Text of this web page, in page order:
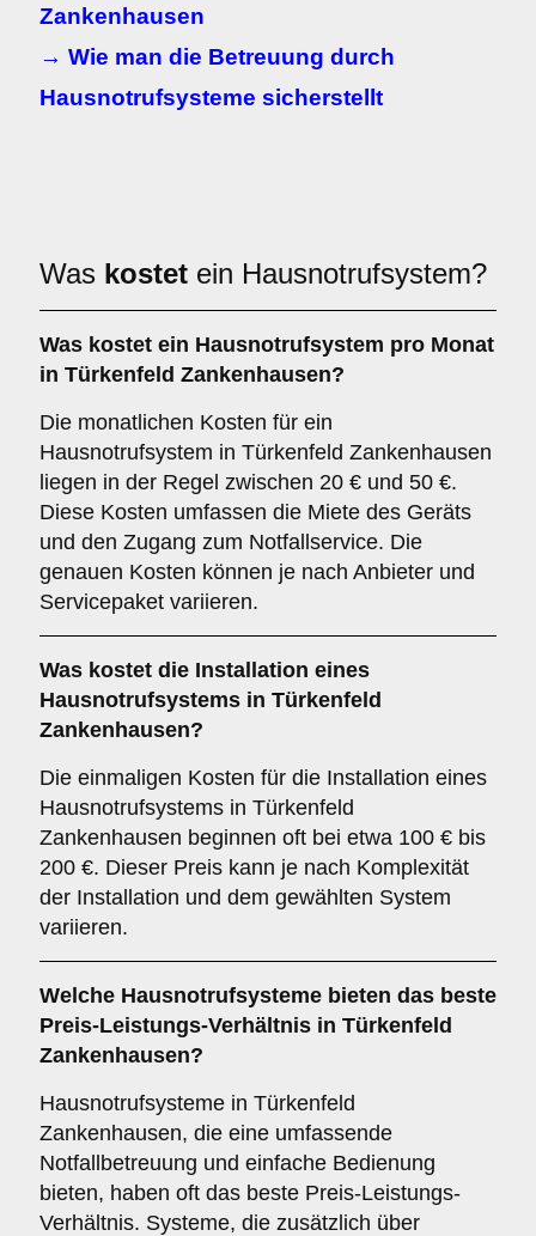
Zankenhausen
→ Wie man die Betreuung durch
Hausnotrufsysteme sicherstellt
Was kostet ein Hausnotrufsystem?
Was kostet ein Hausnotrufsystem pro Monat
in Türkenfeld Zankenhausen?
Die monatlichen Kosten für ein
Hausnotrufsystem in Türkenfeld Zankenhausen
liegen in der Regel zwischen 20 € und 50 €.
Diese Kosten umfassen die Miete des Geräts
und den Zugang zum Notfallservice. Die
genauen Kosten können je nach Anbieter und
Servicepaket variieren.
Was kostet die Installation eines
Hausnotrufsystems in Türkenfeld
Zankenhausen?
Die einmaligen Kosten für die Installation eines
Hausnotrufsystems in Türkenfeld
Zankenhausen beginnen oft bei etwa 100 € bis
200 €. Dieser Preis kann je nach Komplexität
der Installation und dem gewählten System
variieren.
Welche Hausnotrufsysteme bieten das beste
Preis-Leistungs-Verhältnis in Türkenfeld
Zankenhausen?
Hausnotrufsysteme in Türkenfeld
Zankenhausen, die eine umfassende
Notfallbetreuung und einfache Bedienung
bieten, haben oft das beste Preis-Leistungs-
Verhältnis. Systeme, die zusätzlich über